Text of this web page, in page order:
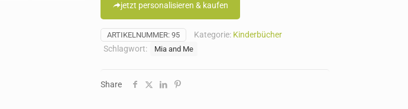
jetzt personalisieren & kaufen
ARTIKELNUMMER:95 Kategorie: Kinderbücher
Schlagwort:
Mia and Me
Share